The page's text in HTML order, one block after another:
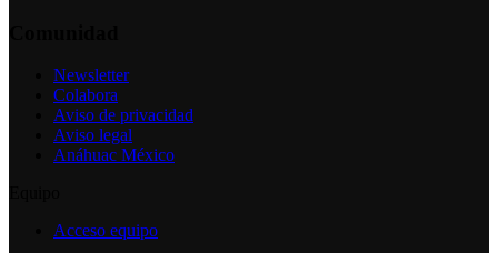
Newsletter
Colabora
Aviso de privacidad
Aviso legal
Anáhuac México
Acceso equipo